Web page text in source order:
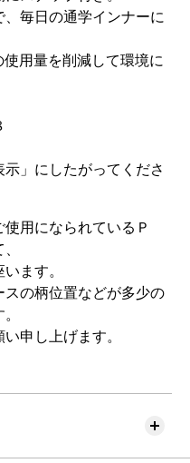
毎日の通学インナーに
用量を削減して環境に
」にしたがってくださ
用になられているＰ
ます。
スの柄位置などが多少の
申し上げます。